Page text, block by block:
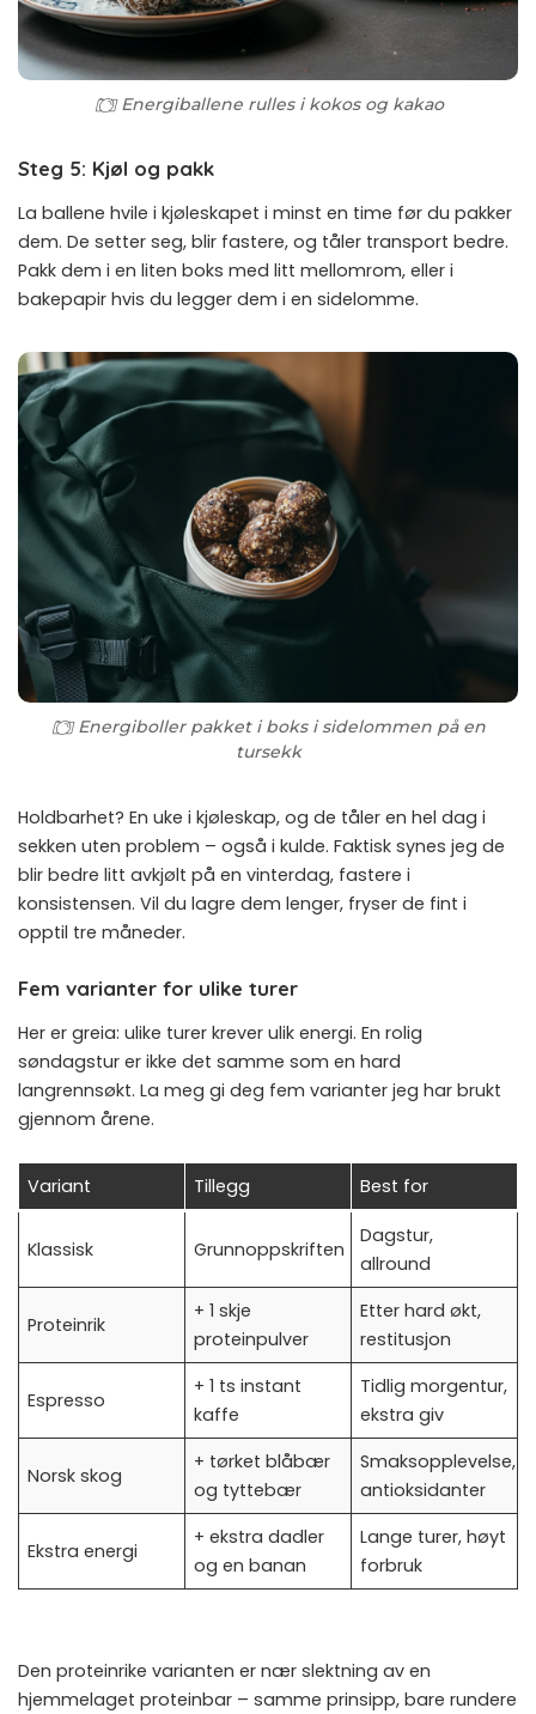
Energiballene rulles i kokos og kakao
Steg 5: Kjøl og pakk
La ballene hvile i kjøleskapet i minst en time før du pakker
dem. De setter seg, blir fastere, og tåler transport bedre.
Pakk dem i en liten boks med litt mellomrom, eller i
bakepapir hvis du legger dem i en sidelomme.
Energiboller pakket i boks i sidelommen på en
tursekk
Holdbarhet? En uke i kjøleskap, og de tåler en hel dag i
sekken uten problem – også i kulde. Faktisk synes jeg de
blir bedre litt avkjølt på en vinterdag, fastere i
konsistensen. Vil du lagre dem lenger, fryser de fint i
opptil tre måneder.
Fem varianter for ulike turer
Her er greia: ulike turer krever ulik energi. En rolig
søndagstur er ikke det samme som en hard
langrennsøkt. La meg gi deg fem varianter jeg har brukt
gjennom årene.
Variant Tillegg Best for
Klassisk Grunnoppskriften
Dagstur,
allround
Proteinrik
+ 1 skje
proteinpulver
Etter hard økt,
restitusjon
Espresso
+ 1 ts instant
kaffe
Tidlig morgentur,
ekstra giv
Norsk skog
+ tørket blåbær
og tyttebær
Smaksopplevelse,
antioksidanter
Ekstra energi
+ ekstra dadler
og en banan
Lange turer, høyt
forbruk
Den proteinrike varianten er nær slektning av en
hjemmelaget proteinbar – samme prinsipp, bare rundere